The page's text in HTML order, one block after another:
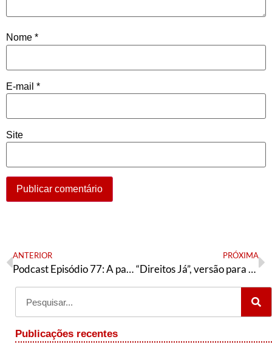
Nome *
E-mail *
Site
ANTERIOR
Podcast Episódio 77: A pandemia nos municípios, política e futebol e o movimento “Direitos Já”
PRÓXIMA
“Direitos Já”, versão para quem for impaciente
Publicações recentes